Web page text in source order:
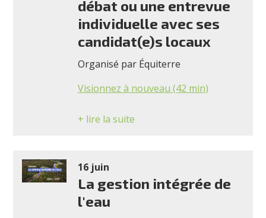
débat ou une entrevue
individuelle avec ses
candidat(e)s locaux
Organisé par Équiterre
Visionnez à nouveau (42 min)
+ lire la suite
16 juin
La gestion intégrée de
l'eau